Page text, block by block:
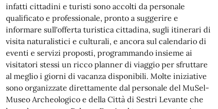
infatti cittadini e turisti sono accolti da personale
qualificato e professionale, pronto a suggerire e
informare sull'offerta turistica cittadina, sugli itinerari di
visita naturalistici e culturali, e ancora sul calendario di
eventi e servizi proposti, programmando insieme ai
visitatori stessi un ricco planner di viaggio per sfruttare
al meglio i giorni di vacanza disponibili. Molte iniziative
sono organizzate direttamente dal personale del MuSel-
Museo Archeologico e della Città di Sestri Levante che